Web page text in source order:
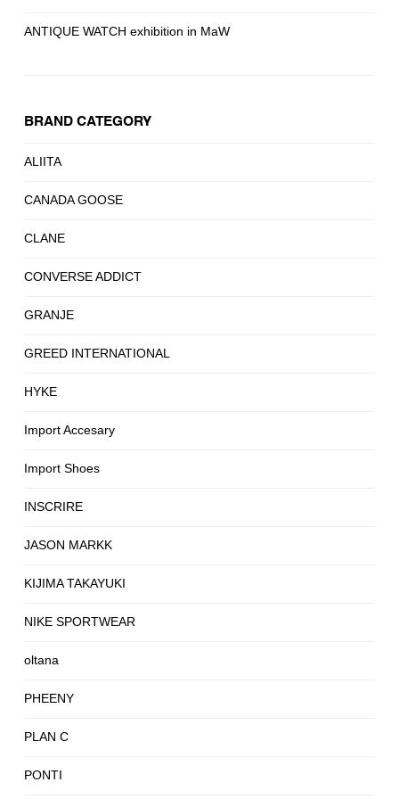
ANTIQUE WATCH exhibition in MaW
BRAND CATEGORY
ALIITA
CANADA GOOSE
CLANE
CONVERSE ADDICT
GRANJE
GREED INTERNATIONAL
HYKE
Import Accesary
Import Shoes
INSCRIRE
JASON MARKK
KIJIMA TAKAYUKI
NIKE SPORTWEAR
oltana
PHEENY
PLAN C
PONTI